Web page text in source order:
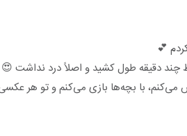
💕
دقیقه طول کشید و اصلاً درد نداشت 😍
آرایش می‌کنم، با بچه‌ها بازی می‌کنم و تو هر